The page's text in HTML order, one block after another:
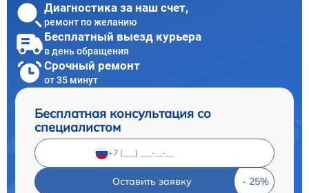
Диагностика за наш счет,
ремонт по желанию
Бесплатный выезд курьера
в день обращения
Срочный ремонт
от 35 минут
Бесплатная консультация со
специалистом
Оставить заявку